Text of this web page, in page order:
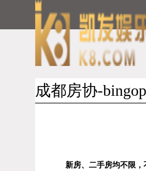
成都房协-
新房、二手房均不限